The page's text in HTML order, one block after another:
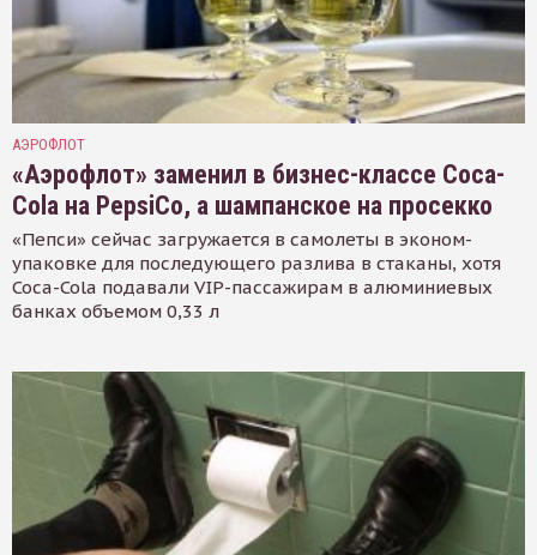
АЭРОФЛОТ
«Аэрофлот» заменил в бизнес-классе Coca-
Cola на PepsiCo, а шампанское на просекко
«Пепси» сейчас загружается в самолеты в эконом-
упаковке для последующего разлива в стаканы, хотя
Coca-Cola подавали VIP-пассажирам в алюминиевых
банках объемом 0,33 л